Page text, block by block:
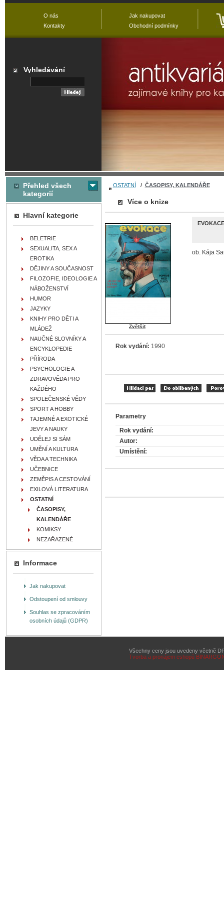
OSTATNÍ / ČASOPISY, KALENDÁŘE
Více o knize
Zvětšit
ob. Kája
Rok vydání: 1990
Parametry
Rok vydání:
Autor:
Umístění:
Přehled všech
kategorií
Hlavní kategorie
BELETRIE
SEXUALITA, SEX A
EROTIKA
DĚJINY A SOUČASNOST
FILOZOFIE, IDEOLOGIE A
NÁBOŽENSTVÍ
HUMOR
JAZYKY
KNIHY PRO DĚTI A
MLÁDEŽ
NAUČNÉ SLOVNÍKY A
ENCYKLOPEDIE
PŘÍRODA
PSYCHOLOGIE A
ZDRAVOVĚDA PRO
KAŽDÉHO
SPOLEČENSKÉ VĚDY
SPORT A HOBBY
TAJEMNÉ A EXOTICKÉ
JEVY A NAUKY
UDĚLEJ SI SÁM
UMĚNÍ A KULTURA
VĚDA A TECHNIKA
UČEBNICE
ZEMĚPIS A CESTOVÁNÍ
EXILOVÁ LITERATURA
OSTATNÍ
ČASOPISY,
KALENDÁŘE
KOMIKSY
NEZAŘAZENÉ
Informace
Jak nakupovat
Odstoupení od smlouvy
Souhlas se zpracováním
osobních údajů (GDPR)
Všechny ceny jsou uvedeny včetně
Tvorba a pronájem eshopů
O nás
Kontakty
Jak nakupovat
Obchodní podmínky
Vyhledávání